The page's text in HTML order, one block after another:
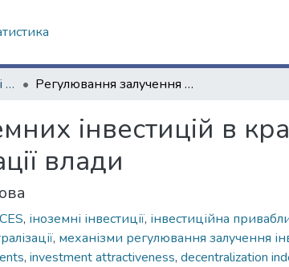
Кваліфікаційні випускні роботи магістрів. Навчально-науковий інститут "Каразінський інститут міжнародних відносин та туристичного бізнесу" Регулювання залучення іноземних інвестицій в країнах ЄС та Україні в умовах децентралізації влади
інвестицій в
влади
, іноземні інвестиції, інвестиційна
, механізми регулювання залучення
, investment attractiveness, decentralization